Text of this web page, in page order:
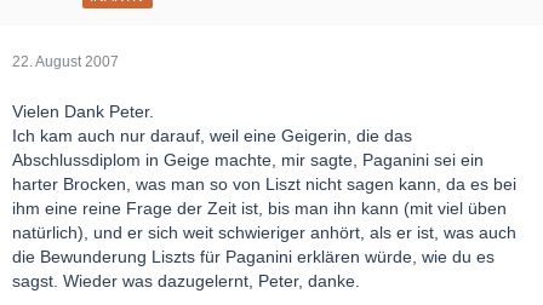
22. August 2007
Vielen Dank Peter.
Ich kam auch nur darauf, weil eine Geigerin, die das
Abschlussdiplom in Geige machte, mir sagte, Paganini sei ein
harter Brocken, was man so von Liszt nicht sagen kann, da es bei
ihm eine reine Frage der Zeit ist, bis man ihn kann (mit viel üben
natürlich), und er sich weit schwieriger anhört, als er ist, was auch
die Bewunderung Liszts für Paganini erklären würde, wie du es
sagst. Wieder was dazugelernt, Peter, danke.